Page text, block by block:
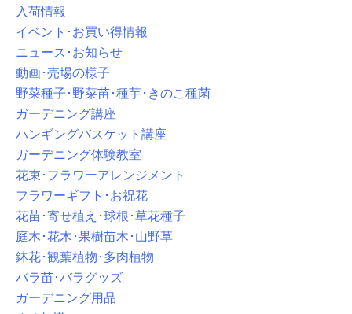
入荷情報
イベント･お買い得情報
ニュース･お知らせ
動画･売場の様子
野菜種子･野菜苗･種芋･きのこ種菌
ガーデニング講座
ハンギングバスケット講座
ガーデニング体験教室
花束･フラワーアレンジメント
フラワーギフト･お祝花
花苗･寄せ植え･球根･草花種子
庭木･花木･果樹苗木･山野草
鉢花･観葉植物･多肉植物
バラ苗･バラグッズ
ガーデニング用品